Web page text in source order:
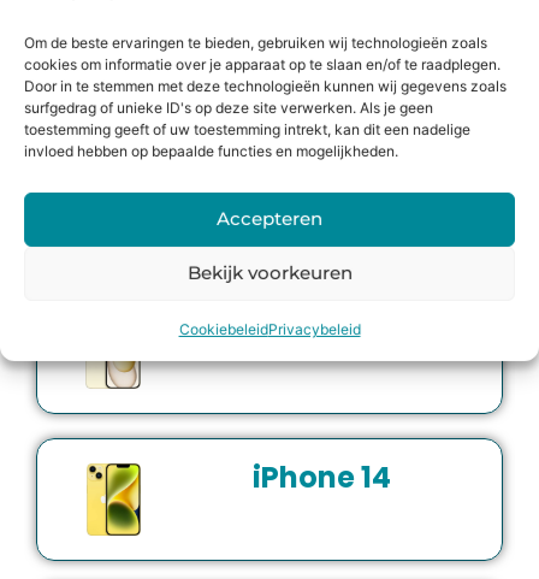
Om de beste ervaringen te bieden, gebruiken wij technologieën zoals
cookies om informatie over je apparaat op te slaan en/of te raadplegen.
Door in te stemmen met deze technologieën kunnen wij gegevens zoals
surfgedrag of unieke ID's op deze site verwerken. Als je geen
toestemming geeft of uw toestemming intrekt, kan dit een nadelige
invloed hebben op bepaalde functies en mogelijkheden.
Accepteren
Bekijk voorkeuren
CookiebeleidPrivacybeleid
iPhone 17
iPhone 16
iPhone 15
iPhone 14